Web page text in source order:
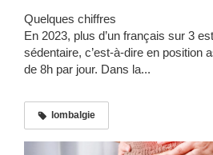
Quelques chiffres
En 2023, plus d’un français sur 3
sédentaire, c’est-à-dire en position
de 8h par jour. Dans la...
lombalgie